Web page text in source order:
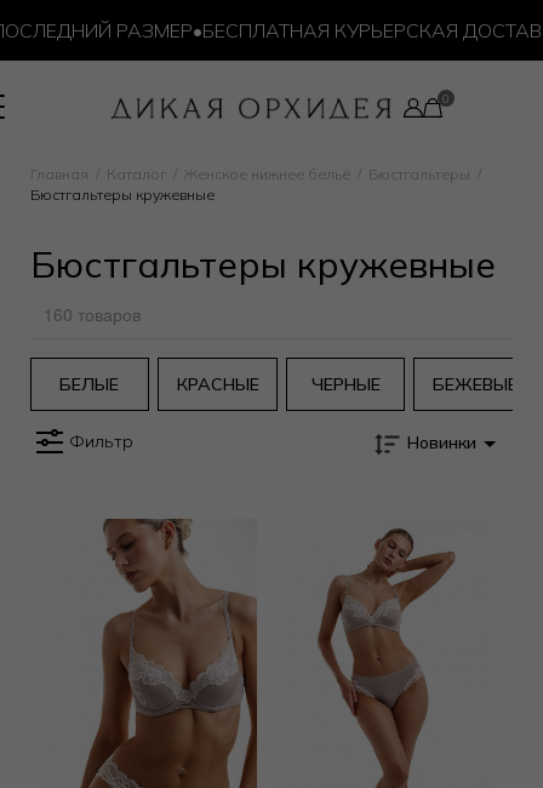
РАЗМЕР•БЕСПЛАТНАЯ КУРЬЕРСКАЯ ДОСТАВКА
Главная Каталог Женское нижнее бельё
Бюстгальтеры
Бюстгальтеры кружевные
Бюстгальтеры кружевные
160 товаров
БЕЛЫЕ КРАСНЫЕ ЧЕРНЫЕ БЕЖЕВЫЕ
Фильтр Новинки